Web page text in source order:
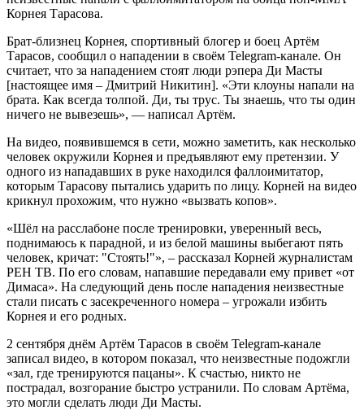
Корнея Тарасова.
Брат-близнец Корнея, спортивный блогер и боец Артём
Тарасов, сообщил о нападении в своём Telegram-канале. Он
считает, что за нападением стоят люди рэпера Ди Масты
[настоящее имя – Дмитрий Никитин]. «Эти клоуны напали на
брата. Как всегда толпой. Ди, ты трус. Ты знаешь, что ты один
ничего не вывезешь», — написал Артём.
На видео, появившемся в сети, можно заметить, как несколько
человек окружили Корнея и предъявляют ему претензии. У
одного из нападавших в руке находился фаллоимитатор,
которым Тарасову пытались ударить по лицу. Корней на видео
крикнул прохожим, что нужно «вызвать копов».
«Шёл на расслабоне после тренировки, уверенный весь,
поднимаюсь к парадной, и из белой машины выбегают пять
человек, кричат: "Стоять!"», – рассказал Корней журналистам
РЕН ТВ. По его словам, напавшие передавали ему привет «от
Димаса». На следующий день после нападения неизвестные
стали писать с засекреченного номера – угрожали избить
Корнея и его родных.
2 сентября днём Артём Тарасов в своём Telegram-канале
записал видео, в котором показал, что неизвестные подожгли
«зал, где тренируются пацаны». К счастью, никто не
пострадал, возгорание быстро устранили. По словам Артёма,
это могли сделать люди Ди Масты.